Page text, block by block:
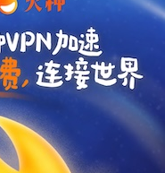
支持[0] 反对
支持